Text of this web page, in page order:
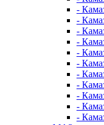
-
-
-
-
-
-
-
-
-
-
-